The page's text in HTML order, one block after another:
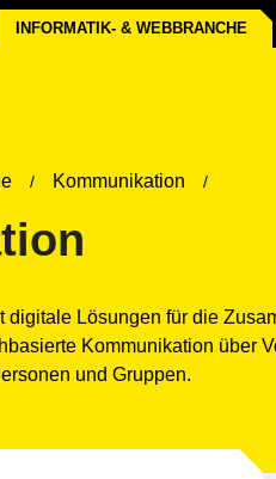
INFORMATIK- & WEB­BRANCHE
Kommunikation
Lösungen für die
Kommunikation über
und Gruppen.